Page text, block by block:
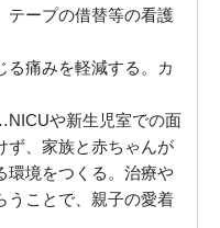
テープの借替等の看護
痛みを軽減する。カ
や新生児室での面
ず、家族と赤ちゃんが
環境をつくる。治療や
うことで、親子の愛着